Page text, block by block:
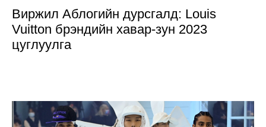
Виржил Аблогийн дурсгалд: Louis
Vuitton брэндийн хавар-зун 2023
цуглуулга